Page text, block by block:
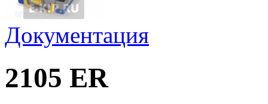
Документация
2105 ER